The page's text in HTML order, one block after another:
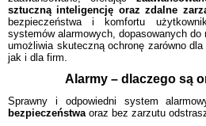
sztuczną inteligencję oraz zdalne
bezpieczeństwa i komfortu
systemów alarmowych, dopasowanych
umożliwia skuteczną ochronę zarówno
jak i dla firm.
Alarmy – dlaczego są
Sprawny i odpowiedni system
bezpieczeństwa oraz bez zarzutu